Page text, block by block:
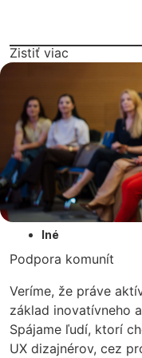
Zistiť viac
Iné
Podpora komunít
Veríme, že práve
základ inovatívneho
Spájame ľudí, ktorí
UX dizajnérov, cez